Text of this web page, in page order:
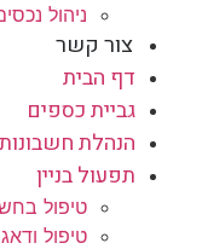
ניהול
צור קשר
דף הבית
גביית כספים
הנהלת חשבונות
תפעול בניין
טיפול
טיפול